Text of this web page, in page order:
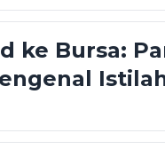
ke Bursa: